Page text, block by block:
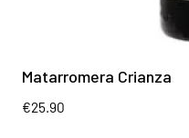
Matarromera Crianza
€25.90